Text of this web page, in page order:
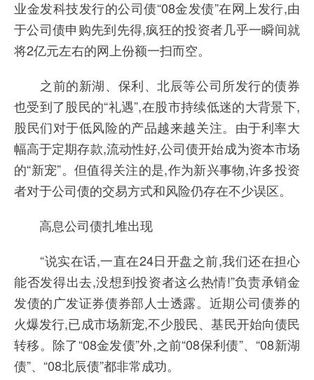
业金发科技发行的公司债“08金发债”在网上发行,由
于公司债申购先到先得,疯狂的投资者几乎一瞬间就
将2亿元左右的网上份额一扫而空。
之前的新湖、保利、北辰等公司所发行的债券
也受到了股民的“礼遇”,在股市持续低迷的大背景下,
股民们对于低风险的产品越来越关注。由于利率大
幅高于定期存款,流动性好,公司债开始成为资本市场
的“新宠”。但值得关注的是,作为新兴事物,许多投资
者对于公司债的交易方式和风险仍存在不少误区。
高息公司债扎堆出现
“说实在话,一直在24日开盘之前,我们还在担心
能否发得出去,没想到投资者这么热情!”负责承销金
发债的广发证券债券部人士透露。近期公司债券的
火爆发行,已成市场新宠,不少股民、基民开始向债民
转移。除了“08金发债”外,之前“08保利债”、“08新湖
债”、“08北辰债”都非常成功。